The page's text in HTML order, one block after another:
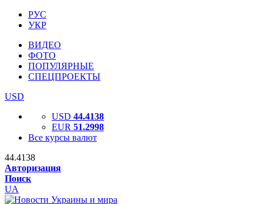
РУС
УКР
ВИДЕО
ФОТО
ПОПУЛЯРНЫЕ
СПЕЦПРОЕКТЫ
USD
USD 44.4138
EUR 51.2998
Все курсы валют
44.4138
Авторизация
Поиск
UA